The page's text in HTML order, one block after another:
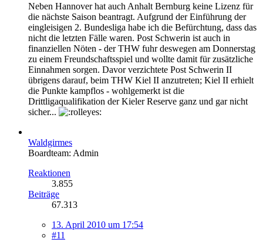
Neben Hannover hat auch Anhalt Bernburg keine Lizenz für
die nächste Saison beantragt. Aufgrund der Einführung der
eingleisigen 2. Bundesliga habe ich die Befürchtung, dass das
nicht die letzten Fälle waren. Post Schwerin ist auch in
finanziellen Nöten - der THW fuhr deswegen am Donnerstag
zu einem Freundschaftsspiel und wollte damit für zusätzliche
Einnahmen sorgen. Davor verzichtete Post Schwerin II
übrigens darauf, beim THW Kiel II anzutreten; Kiel II erhielt
die Punkte kampflos - wohlgemerkt ist die
Drittligaqualifikation der Kieler Reserve ganz und gar nicht
sicher...
Waldgirmes
Boardteam: Admin
Reaktionen
3.855
Beiträge
67.313
13. April 2010 um 17:54
#11